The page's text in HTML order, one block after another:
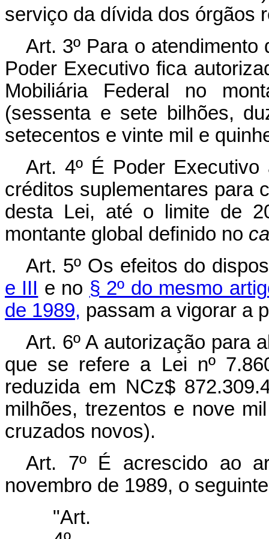
serviço da dívida dos órgãos
Art. 3º Para o
Poder Executivo fica
Mobiliária Federal no
(sessenta e sete bilhões,
setecentos e vinte mil e
Art. 4º É Poder
créditos suplementares para
desta Lei, até o limite de
montante global definido no
Art. 5º Os efeitos do
e III e no § 2º do mesmo
de 1989, passam a vigorar a
Art. 6º A autorização para
que se refere a Lei nº
reduzida em NCz$
milhões, trezentos e nove
cruzados novos).
Art. 7º É acrescido ao
novembro de 1989, o
"Art.